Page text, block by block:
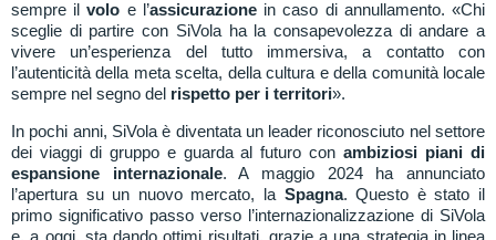
sempre ilvolo e l’assicurazionein caso di annullamento. «Chi
sceglie di partire con SiVola ha la consapevolezza di andare a
vivere un’esperienza del tutto immersiva, a contatto con
l’autenticità della meta scelta, della cultura e della comunità locale
sempre nel segno del rispetto per i territori».
In pochi anni, SiVola è diventata un leader riconosciuto nel settore
dei viaggi di gruppo e guarda al futuro conambiziosi piani di
espansione internazionale. A maggio 2024 ha annunciato
l’apertura su un nuovo mercato, la Spagna. Questo è stato il
primo significativo passo verso l’internazionalizzazione di SiVola
e, a oggi, sta dando ottimi risultati, grazie a una strategia in linea